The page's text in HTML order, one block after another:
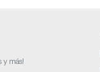
y más!